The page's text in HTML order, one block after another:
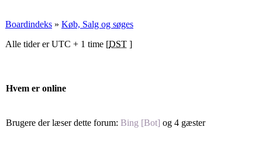
Boardindeks » Køb, Salg og søges
Alle tider er UTC + 1 time [DST ]
Hvem er online
Brugere der læser dette forum: Bing [Bot] og 4 gæster